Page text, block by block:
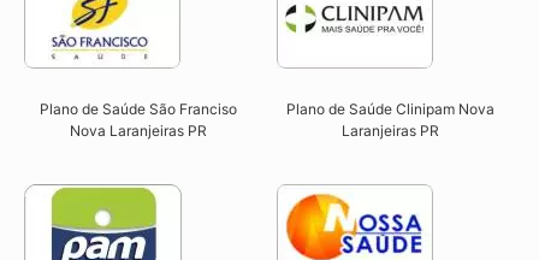
Plano de Saúde São Franciso
Nova Laranjeiras PR​
Plano de Saúde Clinipam Nova
Laranjeiras PR​